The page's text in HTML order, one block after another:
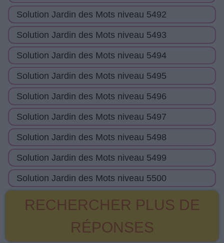
Solution Jardin des Mots niveau 5492
Solution Jardin des Mots niveau 5493
Solution Jardin des Mots niveau 5494
Solution Jardin des Mots niveau 5495
Solution Jardin des Mots niveau 5496
Solution Jardin des Mots niveau 5497
Solution Jardin des Mots niveau 5498
Solution Jardin des Mots niveau 5499
Solution Jardin des Mots niveau 5500
RECHERCHER PLUS DE
RÉPONSES